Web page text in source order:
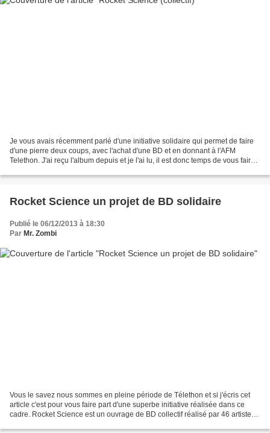
Je vous avais récemment parlé d'une initiative solidaire qui permet de faire
d'une pierre deux coups, avec l'achat d'une BD et en donnant à l'AFM
Telethon. J'ai reçu l'album depuis et je l'ai lu, il est donc temps de vous faire
Rocket Science un projet de BD solidaire
Publié le 06/12/2013 à 18:30
Par Mr. Zombi
Vous le savez nous sommes en pleine période de Télethon et si j'écris cet
article c'est pour vous faire part d'une superbe initiative réalisée dans ce
cadre. Rocket Science est un ouvrage de BD collectif réalisé par 46 artistes